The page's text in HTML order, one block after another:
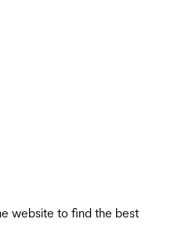
website to find the best